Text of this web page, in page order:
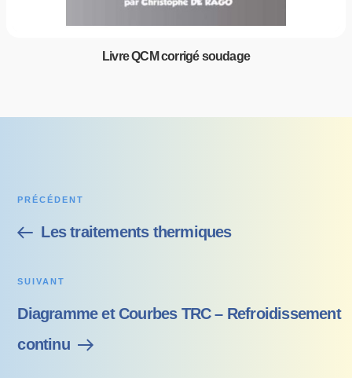
Livre QCM corrigé soudage
PRÉCÉDENT
Les traitements thermiques
SUIVANT
Diagramme et Courbes TRC – Refroidissement
continu